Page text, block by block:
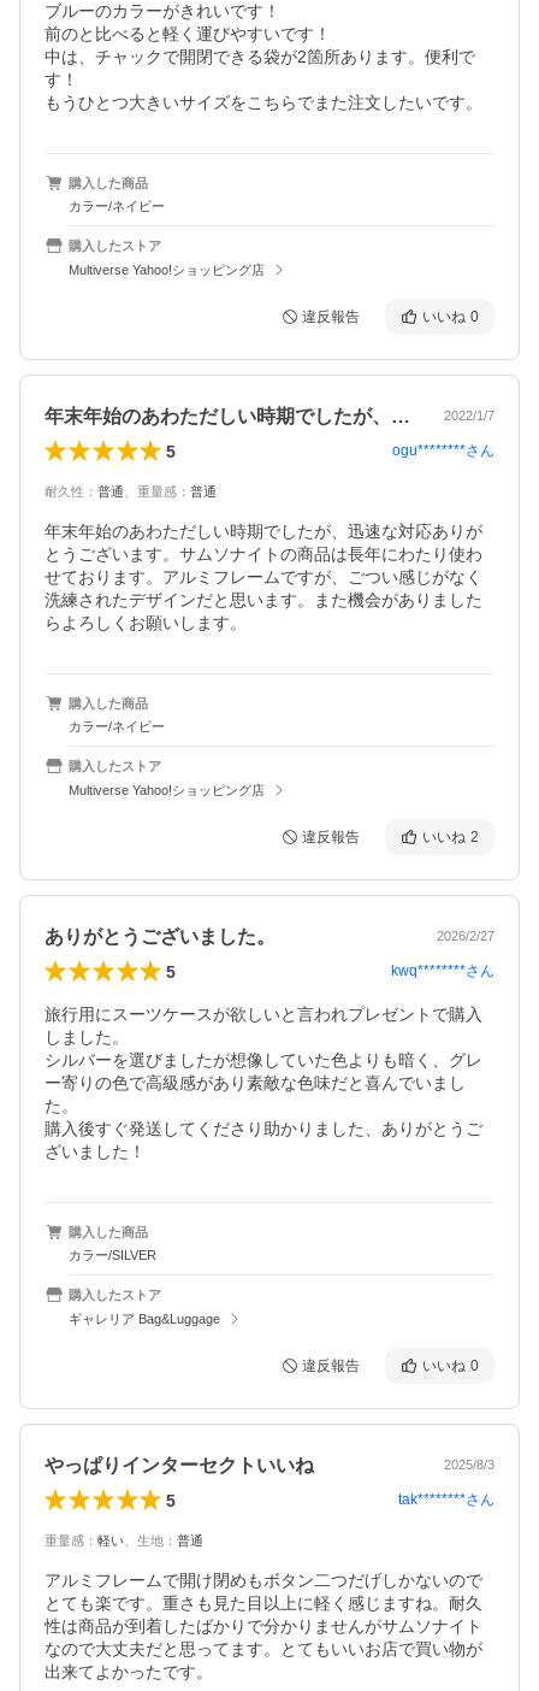
ブルーのカラーがきれいです！
前のと比べると軽く運びやすいです！
中は、チャックで開閉できる袋が2箇所あります。便利で
す！
もうひとつ大きいサイズをこちらでまた注文したいです。
購入した商品
カラー/ネイビー
購入したストア
Multiverse Yahoo!ショッピング店
違反報告 いいね 0
年末年始のあわただしい時期でしたが、迅… 2022/1/7
5 ogu********さん
耐久性 ： 普通 重量感 ： 普通
年末年始のあわただしい時期でしたが、迅速な対応ありが
とうございます。サムソナイトの商品は長年にわたり使わ
せております。アルミフレームですが、ごつい感じがなく
洗練されたデザインだと思います。また機会がありました
らよろしくお願いします。
購入した商品
カラー/ネイビー
購入したストア
Multiverse Yahoo!ショッピング店
違反報告 いいね 2
ありがとうございました。 2026/2/27
5 kwq********さん
旅行用にスーツケースが欲しいと言われプレゼントで購入
しました。
シルバーを選びましたが想像していた色よりも暗く、グレ
ー寄りの色で高級感があり素敵な色味だと喜んでいまし
た。
購入後すぐ発送してくださり助かりました、ありがとうご
ざいました！
購入した商品
カラー/SILVER
購入したストア
ギャレリア Bag&Luggage
違反報告 いいね 0
やっぱりインターセクトいいね 2025/8/3
5 tak********さん
重量感 ： 軽い 生地 ： 普通
アルミフレームで開け閉めもボタン二つだげしかないので
とても楽です。重さも見た目以上に軽く感じますね。耐久
性は商品が到着したばかりで分かりませんがサムソナイト
なので大丈夫だと思ってます。とてもいいお店で買い物が
出来てよかったです。